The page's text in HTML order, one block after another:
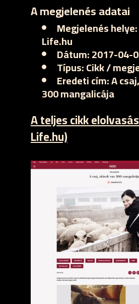
A megjelenés adatai
Megjelenés helye:
Life.hu
Dátum:2017-04-
Típus:Cikk /
Eredeti cím:A
300 mangalicája
A teljes cikk
Life.hu)